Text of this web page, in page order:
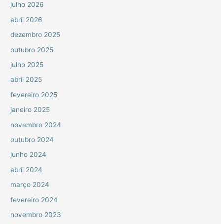
julho 2026
abril 2026
dezembro 2025
outubro 2025
julho 2025
abril 2025
fevereiro 2025
janeiro 2025
novembro 2024
outubro 2024
junho 2024
abril 2024
março 2024
fevereiro 2024
novembro 2023